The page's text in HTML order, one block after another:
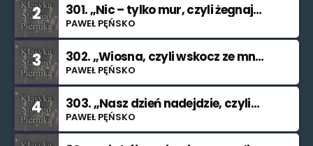
2
301. „Nic – tylko mur, czyli żegnaj
smutku”
PAWEŁ PĘŃSKO
3
302. „Wiosna, czyli wskocz ze mną
do rzeki”
PAWEŁ PĘŃSKO
4
303. „Nasz dzień nadejdzie, czyli
bilet na Księżyc”.”
PAWEŁ PĘŃSKO